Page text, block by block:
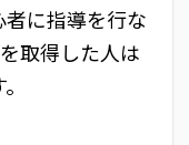
に指導を行な
取得した人は